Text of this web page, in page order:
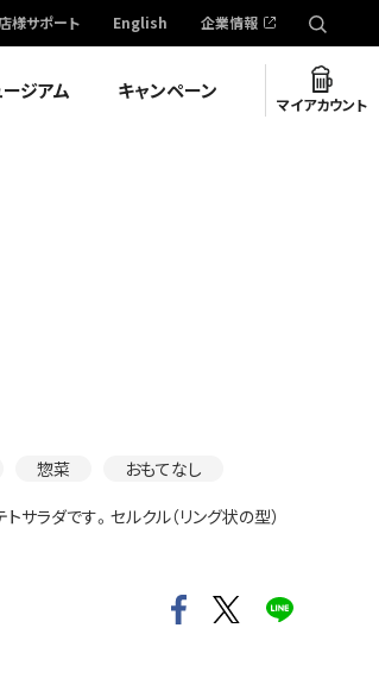
様サポート English 企業情報
ジアム キャンペーン
マイアカウント
惣菜
おもてなし
ラダです。セルクル（リング状の型）